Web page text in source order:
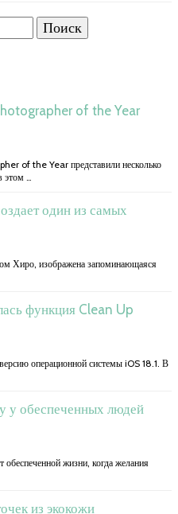
of the Year
of the Year представили несколько
этом …
один из самых
Хиро, изображена запоминающаяся
функция Clean Up
операционной системы iOS 18.1. В
у обеспеченных людей
жизни, когда желания
из экокожи